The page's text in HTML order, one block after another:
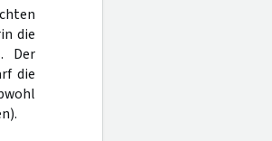
die
Der
die